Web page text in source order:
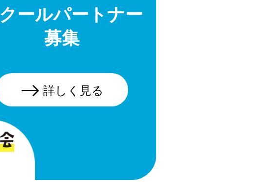
ールパートナー
募集
詳しく見る